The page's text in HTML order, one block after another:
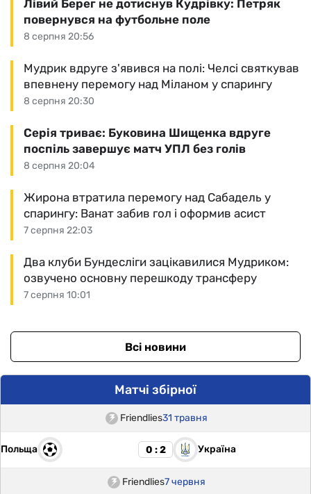
8 серпня 20:56
Лівий Берег не дотиснув Кудрівку: Петряк
повернувся на футбольне поле
8 серпня 20:30
Мудрик вдруге з'явився на полі: Челсі святкував
впевнену перемогу над Міланом у спарингу
8 серпня 20:04
Серія триває: Буковина Шищенка вдруге
поспіль завершує матч УПЛ без голів
7 серпня 22:03
Жирона втратила перемогу над Сабадель у
спарингу: Ванат забив гол і оформив асист
7 серпня 10:01
Два клуби Бундесліги зацікавилися Мудриком:
озвучено основну перешкоду трансферу
Всі новини
Матчі збірної
Friendlies31 травня
Польща 0 : 2 Україна
Friendlies7 червня